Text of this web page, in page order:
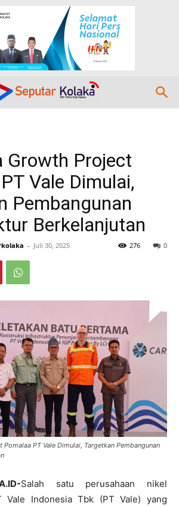
Growth Project
Vale Dimulai,
Pembangunan
Berkelanjutan
- Juli 30, 2025 0
276
PT Vale Dimulai, Targetkan Pembangunan
Salah satu perusahaan nikel
Vale Indonesia Tbk (PT Vale) yang